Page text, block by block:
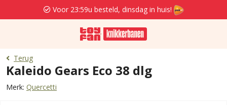
Voor 23:59u besteld, dinsdag in huis!
Terug
Kaleido Gears Eco 38 dlg
Merk: Quercetti